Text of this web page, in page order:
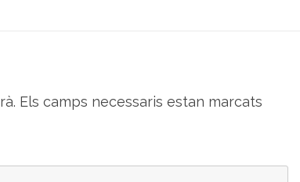
Els camps necessaris estan marcats